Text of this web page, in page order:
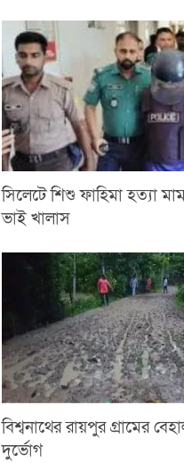
সিলেটে শিশু ফাহিমা হত্যা
ভাই খালাস
বিশ্বনাথের রায়পুর গ্রামের
দুর্ভোগ